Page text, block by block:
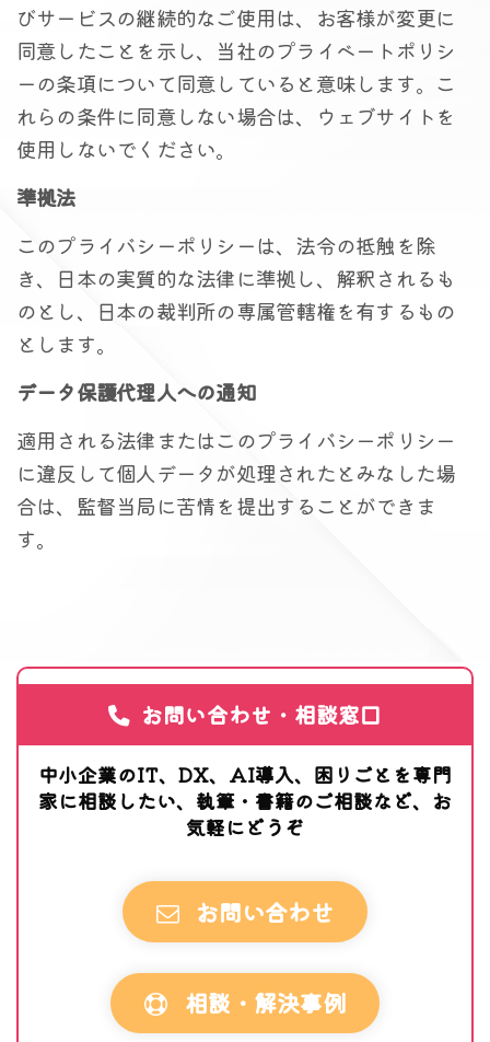
びサービスの継続的なご使用は、お客様が変更に
同意したことを示し、当社のプライベートポリシ
ーの条項について同意していると意味します。こ
れらの条件に同意しない場合は、ウェブサイトを
使用しないでください。
準拠法
このプライバシーポリシーは、法令の抵触を除
き、日本の実質的な法律に準拠し、解釈されるも
のとし、日本の裁判所の専属管轄権を有するもの
とします。
データ保護代理人への通知
適用される法律またはこのプライバシーポリシー
に違反して個人データが処理されたとみなした場
合は、監督当局に苦情を提出することができま
す。
お問い合わせ・相談窓口
中小企業のIT、DX、AI導入、困りごとを専門
家に相談したい、執筆・書籍のご相談など、お
気軽にどうぞ
お問い合わせ
相談・解決事例